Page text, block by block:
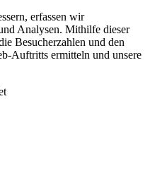
erfassen wir
Analysen. Mithilfe dieser
Besucherzahlen und den
Auftritts ermitteln und unsere